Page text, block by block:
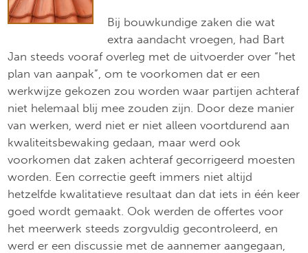
Bij bouwkundige zaken die wat
extra aandacht vroegen, had Bart
Jan steeds vooraf overleg met de uitvoerder over “het
plan van aanpak”, om te voorkomen dat er een
werkwijze gekozen zou worden waar partijen achteraf
niet helemaal blij mee zouden zijn. Door deze manier
van werken, werd niet er niet alleen voortdurend aan
kwaliteitsbewaking gedaan, maar werd ook
voorkomen dat zaken achteraf gecorrigeerd moesten
worden. Een correctie geeft immers niet altijd
hetzelfde kwalitatieve resultaat dan dat iets in één keer
goed wordt gemaakt. Ook werden de offertes voor
het meerwerk steeds zorgvuldig gecontroleerd, en
werd er een discussie met de aannemer aangegaan,